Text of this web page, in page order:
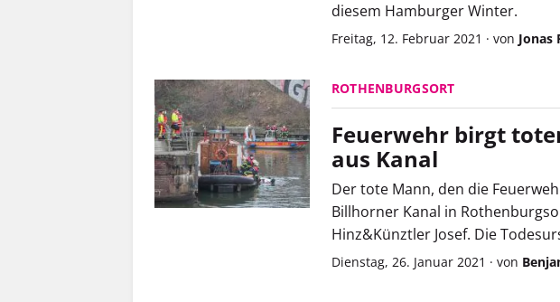
diesem Hamburger Winter.
Freitag, 12. Februar 2021 · von Jonas
ROTHENBURGSORT
Feuerwehr birgt
aus Kanal
Der tote Mann, den die
Billhorner Kanal in
Hinz&Künztler Josef. Die
Dienstag, 26. Januar 2021 · von